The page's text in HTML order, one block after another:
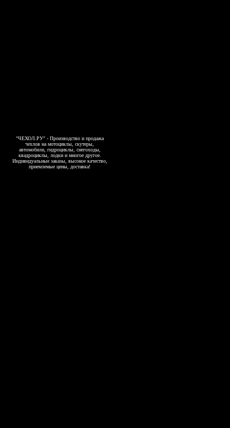
"ЧЕХОЛ.РУ" - Производство и продажа
чехлов на мотоциклы, скутеры,
автомобили, гидроциклы, снегоходы,
квадроциклы, лодки и многое другое.
Индивидуальные заказы, высокое качество,
приемлемые цены, доставка!